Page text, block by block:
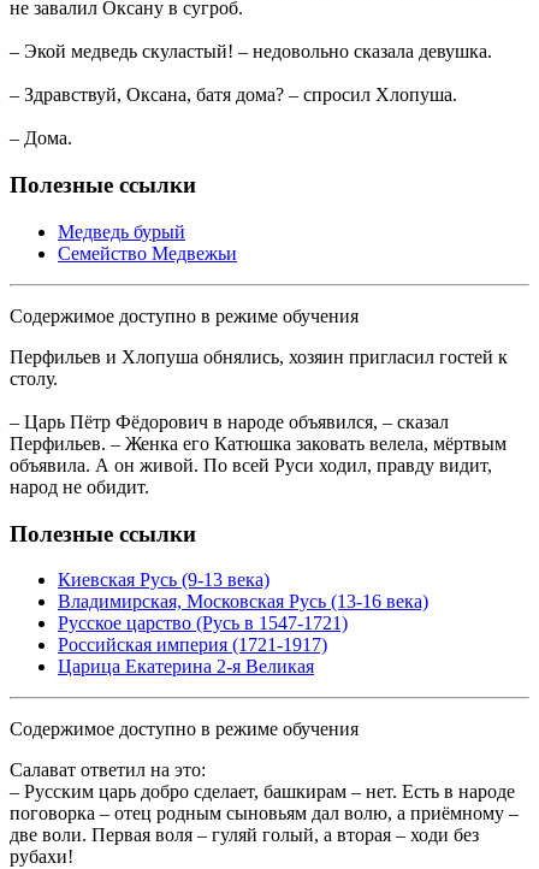
не завалил Оксану в сугроб.
– Экой медведь скуластый! – недовольно сказала девушка.
– Здравствуй, Оксана, батя дома? – спросил Хлопуша.
– Дома.
Полезные ссылки
Медведь бурый
Семейство Медвежьи
Содержимое доступно в режиме обучения
Перфильев и Хлопуша обнялись, хозяин пригласил гостей к
столу.
– Царь Пётр Фёдорович в народе объявился, – сказал
Перфильев. – Женка его Катюшка заковать велела, мёртвым
объявила. А он живой. По всей Руси ходил, правду видит,
народ не обидит.
Полезные ссылки
Киевская Русь (9-13 века)
Владимирская, Московская Русь (13-16 века)
Русское царство (Русь в 1547-1721)
Российская империя (1721-1917)
Царица Екатерина 2-я Великая
Содержимое доступно в режиме обучения
Салават ответил на это:
– Русским царь добро сделает, башкирам – нет. Есть в народе
поговорка – отец родным сыновьям дал волю, а приёмному –
две воли. Первая воля – гуляй голый, а вторая – ходи без
рубахи!